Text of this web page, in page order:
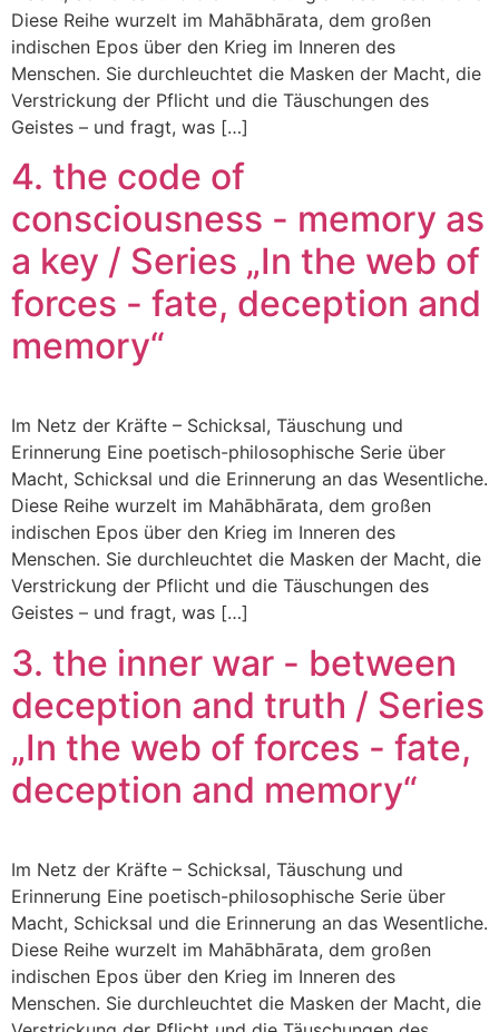
Diese Reihe wurzelt im Mahābhārata, dem großen
indischen Epos über den Krieg im Inneren des
Menschen. Sie durchleuchtet die Masken der Macht, die
Verstrickung der Pflicht und die Täuschungen des
Geistes – und fragt, was […]
4. the code of
consciousness - memory as
a key / Series „In the web of
forces - fate, deception and
memory“
Im Netz der Kräfte – Schicksal, Täuschung und
Erinnerung Eine poetisch-philosophische Serie über
Macht, Schicksal und die Erinnerung an das Wesentliche.
Diese Reihe wurzelt im Mahābhārata, dem großen
indischen Epos über den Krieg im Inneren des
Menschen. Sie durchleuchtet die Masken der Macht, die
Verstrickung der Pflicht und die Täuschungen des
Geistes – und fragt, was […]
3. the inner war - between
deception and truth / Series
„In the web of forces - fate,
deception and memory“
Im Netz der Kräfte – Schicksal, Täuschung und
Erinnerung Eine poetisch-philosophische Serie über
Macht, Schicksal und die Erinnerung an das Wesentliche.
Diese Reihe wurzelt im Mahābhārata, dem großen
indischen Epos über den Krieg im Inneren des
Menschen. Sie durchleuchtet die Masken der Macht, die